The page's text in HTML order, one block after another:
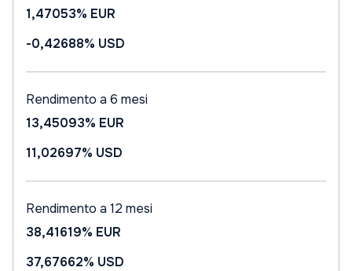
1,47053% EUR
-0,42688% USD
Rendimento a 6 mesi
13,45093% EUR
11,02697% USD
Rendimento a 12 mesi
38,41619% EUR
37,67662% USD